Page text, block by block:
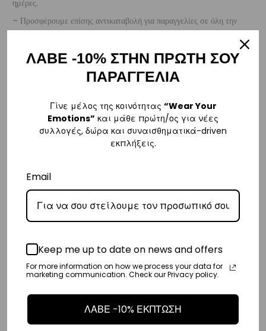
ημέρες.
– Προσφέρουμε επίσης αντικαταβολή για παραγγελίες σε όλη την
– Η συνεργαζόμενη εταιρεία ταχυμεταφορών,Aramex, θα αναλάβει
την παράδοσή σας.
– Οι χρόνοι παράδοσης κυμαίνονται συνήθως από 2-7 εργάσιμες
Ευρώπη
– Τα έξοδα αποστολής για όλο την Ευρώπη είναι στα€25 .
– Η συνεργαζόμενη εταιρεία ταχυμεταφορών,DHL, θα αναλάβει την
παράδοσή σας.
– Οι χρόνοι παράδοσης κυμαίνονται συνήθως από 3-8 εργάσιμες
ημέρες.
– Τα έξοδα αποστολής για όλο τον υπόλοιπο κόσμο είναι στα€35
ΛΑΒΕ -10% ΣΤΗΝ ΠΡΩΤΗ ΣΟΥ
ΠΑΡΑΓΓΕΛΙΑ
Γίνε μέλος της κοινότητας “Wear Your
Emotions” και μάθε πρώτη/ος για νέες
συλλογές, δώρα και συναισθηματικά-driven
εκπλήξεις.
Email
Keep me up to date on news and offers
For more information on how we process your data for
marketing communication. Check our Privacy policy.
ΛΑΒΕ -10% ΕΚΠΤΩΣΗ